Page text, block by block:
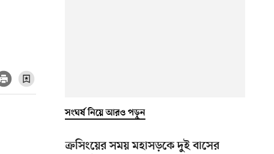
সংঘর্ষ নিয়ে আরও পড়ুন
ক্রসিংয়ের সময় মহাসড়কে দুই বাসের